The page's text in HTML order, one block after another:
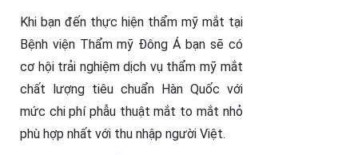
Khi bạn đến thực hiện thẩm mỹ mắt tại
Bệnh viện Thẩm mỹ Đông Á bạn sẽ có
cơ hội trải nghiệm dịch vụ thẩm mỹ mắt
chất lượng tiêu chuẩn Hàn Quốc với
mức chi phí phẫu thuật mắt to mắt nhỏ
phù hợp nhất với thu nhập người Việt.